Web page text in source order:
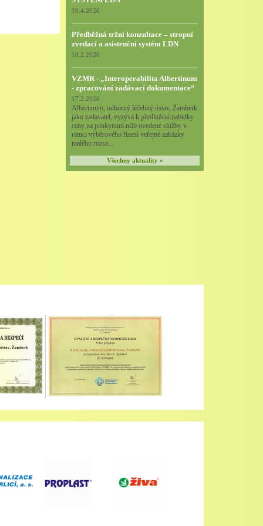
16.4.2026
Předběžná tržní konzultace – stropní
zvedací a asistenční systém LDN
18.2.2026
VZMR - „Interoperabilita Albertinum
- zpracování zadávací dokumentace“
17.2.2026
Albertinum, odborný léčebný ústav, Žamberk
jako zadavatel, vyzývá k předložení nabídky
ceny na poskytnutí níže uvedené služby v
rámci výběrového řízení veřejné zakázky
malého rozsa...
Všechny aktuality »